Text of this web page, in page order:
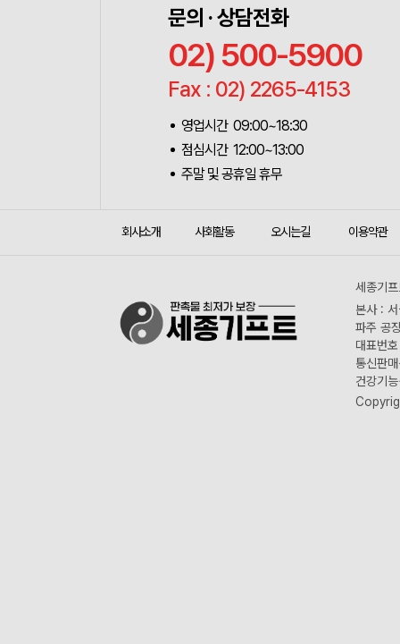
문의 · 상담전화
02) 500-5900
Fax : 02) 2265-4153
영업시간 09:00~18:30
점심시간 12:00~13:00
주말 및 공휴일 휴무
회사소개 사회활동 오시는길 이용약관
세종기
본사 :
파주 공
대표번
통신판
건강기